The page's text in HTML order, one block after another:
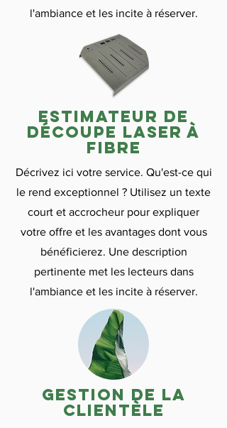
l'ambiance et les incite à réserver.
estimateur de
découpe laser à
fibre
Décrivez ici votre service. Qu'est-ce qui
le rend exceptionnel ? Utilisez un texte
court et accrocheur pour expliquer
votre offre et les avantages dont vous
bénéficierez. Une description
pertinente met les lecteurs dans
l'ambiance et les incite à réserver.
gestion de la
clientèle